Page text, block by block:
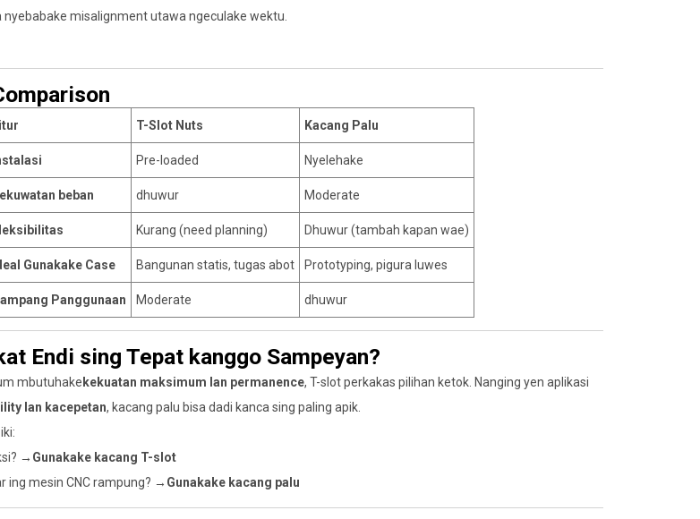
nyebabake misalignment utawa ngeculake wektu.
T-Slot Nuts Kacang Palu
Pre-loaded Nyelehake
beban dhuwur Moderate
Kurang (need planning) Dhuwur (tambah kapan wae)
Gunakake Case Bangunan statis, tugas abot Prototyping, pigura luwes
Panggunaan Moderate dhuwur
Endi sing Tepat kanggo Sampeyan?
mbutuhakekekuatan maksimum lan permanence, T-slot perkakas pilihan ketok. Nanging yen aplikasi
lan kacepetan, kacang palu bisa dadi kanca sing paling apik.
→ Gunakake kacang T-slot
ing mesin CNC rampung? → Gunakake kacang palu